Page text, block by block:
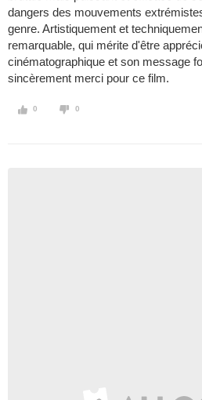
dangers des mouvements
genre. Artistiquement et
remarquable, qui mérite d'être
cinématographique et son message
sincèrement merci pour ce film.
0 0